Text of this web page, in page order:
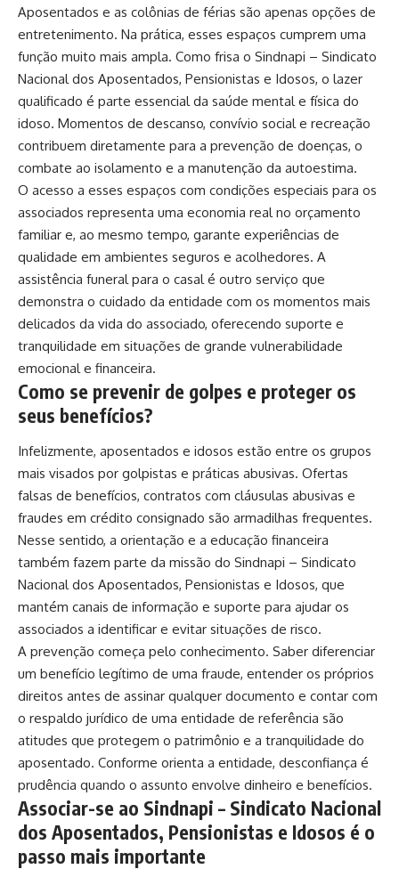
Aposentados e as colônias de férias são apenas opções de
entretenimento. Na prática, esses espaços cumprem uma
função muito mais ampla. Como frisa o Sindnapi – Sindicato
Nacional dos Aposentados, Pensionistas e Idosos, o lazer
qualificado é parte essencial da saúde mental e física do
idoso. Momentos de descanso, convívio social e recreação
contribuem diretamente para a prevenção de doenças, o
combate ao isolamento e a manutenção da autoestima.
O acesso a esses espaços com condições especiais para os
associados representa uma economia real no orçamento
familiar e, ao mesmo tempo, garante experiências de
qualidade em ambientes seguros e acolhedores. A
assistência funeral para o casal é outro serviço que
demonstra o cuidado da entidade com os momentos mais
delicados da vida do associado, oferecendo suporte e
tranquilidade em situações de grande vulnerabilidade
emocional e financeira.
Como se prevenir de golpes e proteger os
seus benefícios?
Infelizmente, aposentados e idosos estão entre os grupos
mais visados por golpistas e práticas abusivas. Ofertas
falsas de benefícios, contratos com cláusulas abusivas e
fraudes em crédito consignado são armadilhas frequentes.
Nesse sentido, a orientação e a educação financeira
também fazem parte da missão do Sindnapi – Sindicato
Nacional dos Aposentados, Pensionistas e Idosos, que
mantém canais de informação e suporte para ajudar os
associados a identificar e evitar situações de risco.
A prevenção começa pelo conhecimento. Saber diferenciar
um benefício legítimo de uma fraude, entender os próprios
direitos antes de assinar qualquer documento e contar com
o respaldo jurídico de uma entidade de referência são
atitudes que protegem o patrimônio e a tranquilidade do
aposentado. Conforme orienta a entidade, desconfiança é
prudência quando o assunto envolve dinheiro e benefícios.
Associar-se ao Sindnapi – Sindicato Nacional
dos Aposentados, Pensionistas e Idosos é o
passo mais importante